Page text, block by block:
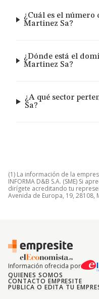
¿Cuál es el
Martinez Sa?
¿Dónde está el
Martinez Sa?
¿A qué sector
Sa?
(1) La información de la
INFORMA D&B S.A. (SME) Si
dirígete acreditando tu
Avenida de Europa, 19, 28108,
Información ofrecida por
QUIENES SOMOS
CONTACTO EMPRESITE
PUBLICA O EDITA TU